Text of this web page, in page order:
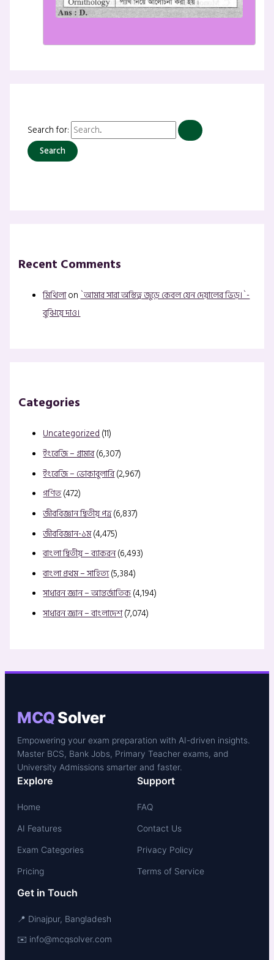
Search for:
Recent Comments
মিথিলাon`আমার সারা অস্তিত্ব জুড়ে কেবল যেন দেয়ালের ভিড়।`-
বুঝিয়ে দাও।
Categories
Uncategorized(11)
ইংরেজি – গ্রামার(6,307)
ইংরেজি – ভোকাবুলারি(2,967)
গণিত(472)
জীববিজ্ঞান দ্বিতীয় পত্র(6,837)
জীববিজ্ঞান-১ম(4,475)
বাংলা দ্বিতীয় – ব্যাকরন(6,493)
বাংলা প্রথম – সাহিত্য(5,384)
সাধারন জ্ঞান – আন্তর্জাতিক(4,194)
সাধারন জ্ঞান – বাংলাদেশ(7,074)
MCQSolver
Empowering your exam preparation with AI-driven insights.
Master BCS, Bank Jobs, Primary Teacher exams, and
University Admissions smarter and faster.
Explore
Home
AI Features
Exam Categories
Pricing
Support
FAQ
Contact Us
Privacy Policy
Terms of Service
Get in Touch
📍 Dinajpur, Bangladesh
✉️ info@mcqsolver.com